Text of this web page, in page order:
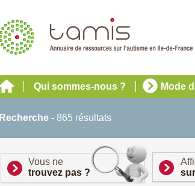
Qui sommes-nous ? Mode
Recherche - 865 résultats
Vous ne
trouvez pas ?